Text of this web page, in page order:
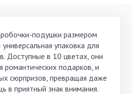
подушки размером
универсальная упаковка для
Доступные в 10 цветах, они
романтических подарков, и
сюрпризов, превращая даже
в приятный знак внимания.